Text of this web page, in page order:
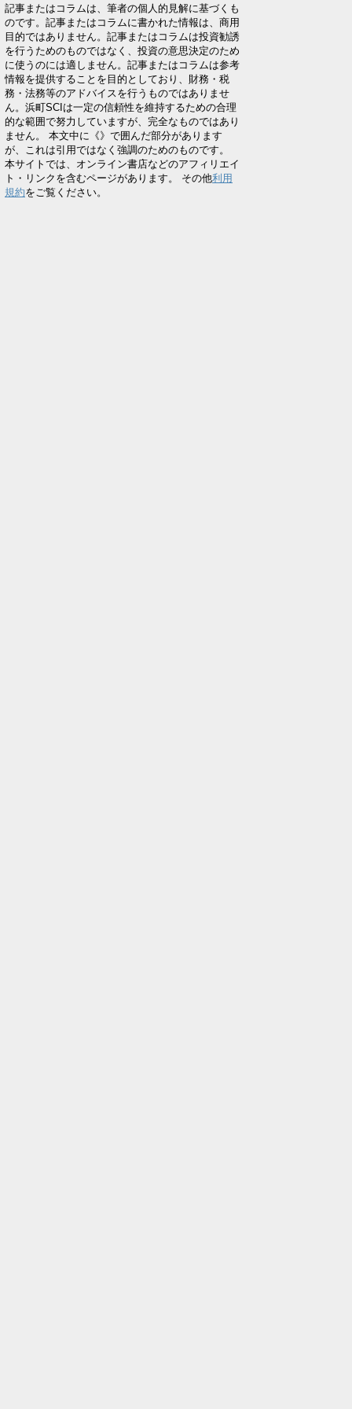
記事またはコラムは、筆者の個人的見解に基づくも
のです。記事またはコラムに書かれた情報は、商用
目的ではありません。記事またはコラムは投資勧誘
を行うためのものではなく、投資の意思決定のため
に使うのには適しません。記事またはコラムは参考
情報を提供することを目的としており、財務・税
務・法務等のアドバイスを行うものではありませ
ん。浜町SCIは一定の信頼性を維持するための合理
的な範囲で努力していますが、完全なものではあり
ません。 本文中に《》で囲んだ部分があります
が、これは引用ではなく強調のためのものです。
本サイトでは、オンライン書店などのアフィリエイ
ト・リンクを含むページがあります。 その他利用
規約をご覧ください。